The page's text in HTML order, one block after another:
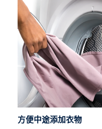
Company）的认证，只要按
涤带有"只可手洗"标签的羊
和其他洗涤的说明进行操作。
方便中途添加衣物